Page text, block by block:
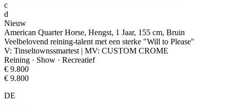
c
d
Nieuw
American Quarter Horse, Hengst, 1 Jaar, 155 cm, Bruin
Veelbelovend reining-talent met een sterke "Will to Please"
V: Tinseltownssmartest | MV: CUSTOM CROME
Reining · Show · Recreatief
€ 9.800
€ 9.800
DE